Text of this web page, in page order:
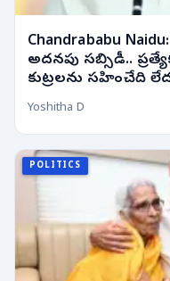
Chandrababu
అదనపు సబ్సిడీ..
కుట్రలను సహించేది
Yoshitha D
POLITICS